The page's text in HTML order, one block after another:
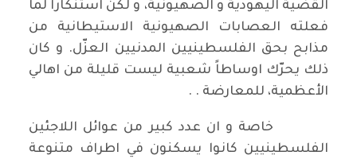
القضية اليهودية و الصهيونية، و لكن استنكاراً لما
فعلته العصابات الصهيونية الاستيطانية من
مذابح بحق الفلسطينيين المدنيين العزّل. و كان
ذلك يحرّك اوساطاً شعبية ليست قليلة من اهالي
الأعظمية، للمعارضة . .
خاصة و ان عدد كبير من عوائل اللاجئين
الفلسطينيين كانوا يسكنون في اطراف متنوعة